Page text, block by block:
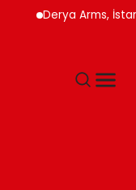
Derya Arms, İstanbul